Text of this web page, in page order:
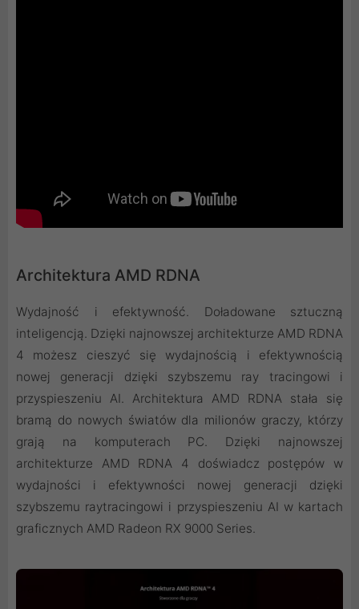
Architektura AMD RDNA
Wydajność i efektywność. Doładowane sztuczną
inteligencją. Dzięki najnowszej architekturze AMD RDNA
4 możesz cieszyć się wydajnością i efektywnością
nowej generacji dzięki szybszemu ray tracingowi i
przyspieszeniu AI. Architektura AMD RDNA stała się
bramą do nowych światów dla milionów graczy, którzy
grają na komputerach PC. Dzięki najnowszej
architekturze AMD RDNA 4 doświadcz postępów w
wydajności i efektywności nowej generacji dzięki
szybszemu raytracingowi i przyspieszeniu AI w kartach
graficznych AMD Radeon RX 9000 Series.